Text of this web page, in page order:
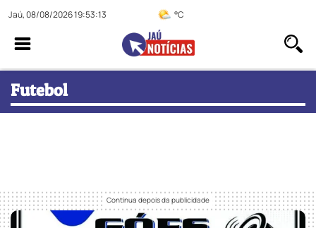
Jaú, 08/08/2026 19:53:14 °C
Futebol